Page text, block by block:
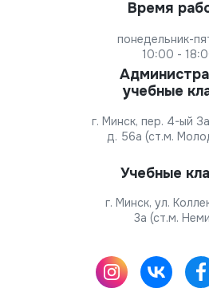
понедельник-
10:00 -
Время
Учебные
г. Минск, ул.
3а (ст.м.
учебные
г. Минск, пер. 4-ый
д. 56а (ст.м.